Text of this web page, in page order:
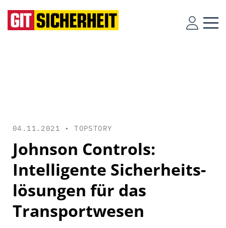
04.11.2021 •TOPSTORY
Johnson Controls:
Intelligente Sicherheits­
lösungen für das
Transportwesen